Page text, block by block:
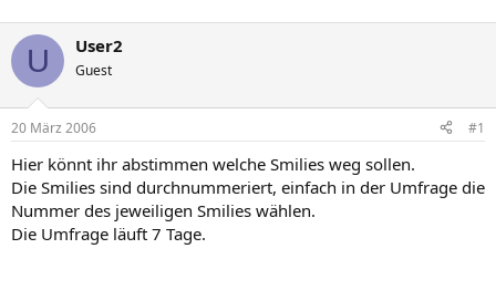
U User2
Guest
20 März 2006 #1
Hier könnt ihr abstimmen welche Smilies weg sollen.
Die Smilies sind durchnummeriert, einfach in der Umfrage die
Nummer des jeweiligen Smilies wählen.
Die Umfrage läuft 7 Tage.